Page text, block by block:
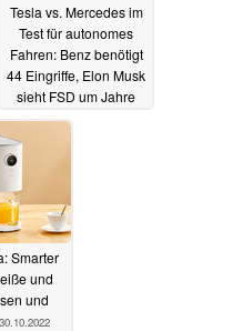
Tesla vs. Mercedes im
Test für autonomes
Fahren: Benz benötigt
44 Eingriffe, Elon Musk
sieht FSD um Jahre
voraus
Smarter
und
und
30.10.2022